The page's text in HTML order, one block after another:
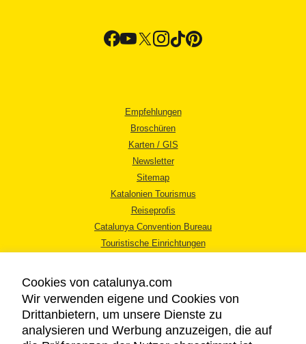
Empfehlungen
Broschüren
Karten / GIS
Newsletter
Sitemap
Katalonien Tourismus
Reiseprofis
Catalunya Convention Bureau
Touristische Einrichtungen
Cookies von catalunya.com
Wir verwenden eigene und Cookies von
Drittanbietern, um unsere Dienste zu
analysieren und Werbung anzuzeigen, die auf